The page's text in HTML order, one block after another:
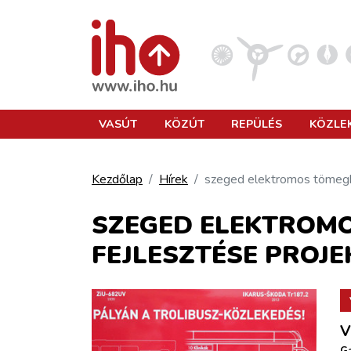
REPÜLÉS
KÖZLEKEDÉSFEJLESZTÉS
ELLÁTÁSI LÁNC
VASÚT KÖZÚT REPÜLÉS
Kezdőlap Hírek szeged elektromos
SZEGED
FEJLESZTÉSE